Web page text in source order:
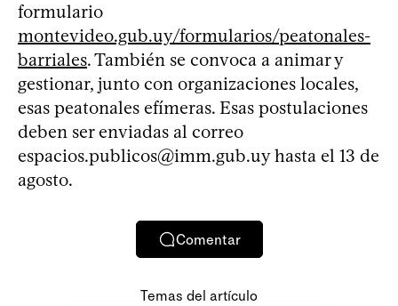
formulario
montevideo.gub.uy/formularios/peatonales-
barriales. También se convoca a animar y
gestionar, junto con organizaciones locales,
esas peatonales efímeras. Esas postulaciones
deben ser enviadas al correo
espacios.publicos@imm.gub.uyhasta el 13 de
agosto.
Comentar
Temas del artículo